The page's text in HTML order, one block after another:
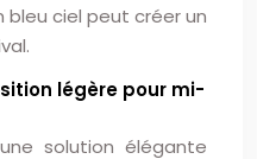
bleu ciel peut créer un
légère pour mi-
solution élégante